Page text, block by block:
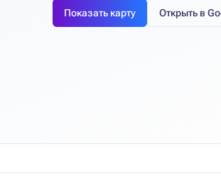
Показать карту
Открыть в